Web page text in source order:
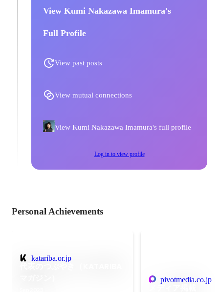
View Kumi Nakazawa Imamura's
Full Profile
View past posts
View mutual connections
View Kumi Nakazawa Imamura's full profile
Log in to view profile
Personal Achievements
katariba.or.jp
pivotmedia.co.jp